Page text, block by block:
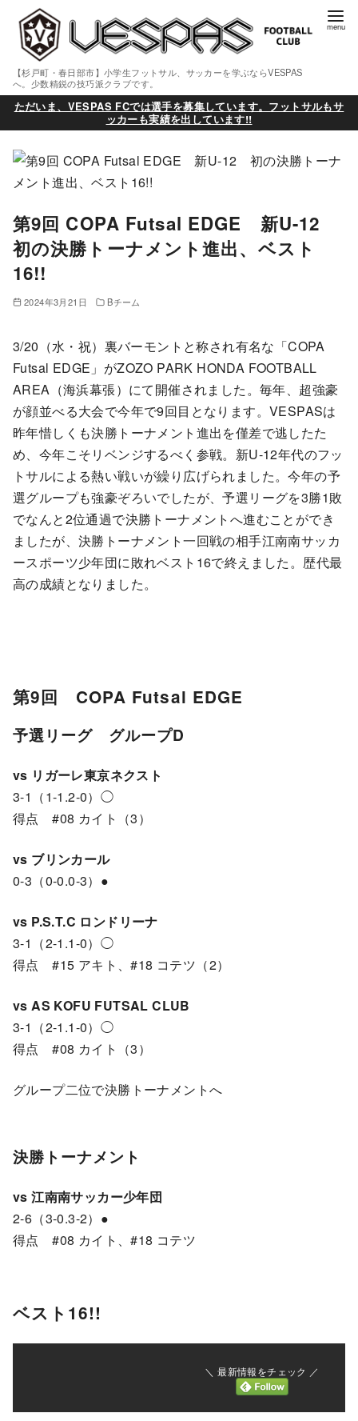
【杉戸町・春日部市】小学生フットサル、サッカーを学ぶならVESPAS
へ。少数精鋭の技巧派クラブです。
ただいま、VESPAS FCでは選手を募集しています。フットサルもサ
ッカーも実績を出しています!!
第9回 COPA Futsal EDGE 新U-12
初の決勝トーナメント進出、ベスト
16!!
2024年3月21日 Bチーム
3/20（水・祝）裏バーモントと称され有名な「COPA
Futsal EDGE」がZOZO PARK HONDA FOOTBALL
AREA（海浜幕張）にて開催されました。毎年、超強豪
が顔並べる大会で今年で9回目となります。VESPASは
昨年惜しくも決勝トーナメント進出を僅差で逃したた
め、今年こそリベンジするべく参戦。新U-12年代のフッ
トサルによる熱い戦いが繰り広げられました。今年の予
選グループも強豪ぞろいでしたが、予選リーグを3勝1敗
でなんと2位通過で決勝トーナメントへ進むことができ
ましたが、決勝トーナメント一回戦の相手江南南サッカ
ースポーツ少年団に敗れベスト16で終えました。歴代最
高の成績となりました。
第9回 COPA Futsal EDGE
予選リーグ グループD
vs リガーレ東京ネクスト
3-1（1-1.2-0）◯
得点 #08 カイト（3）
vs ブリンカール
0-3（0-0.0-3） ●
vs P.S.T.C ロンドリーナ
3-1（2-1.1-0）◯
得点 #15 アキト、#18 コテツ（2）
vs AS KOFU FUTSAL CLUB
3-1（2-1.1-0）◯
得点 #08 カイト（3）
グループ二位で決勝トーナメントへ
決勝トーナメント
vs 江南南サッカー少年団
2-6（3-0.3-2）●
得点 #08 カイト、#18 コテツ
ベスト16!!
＼ 最新情報をチェック ／